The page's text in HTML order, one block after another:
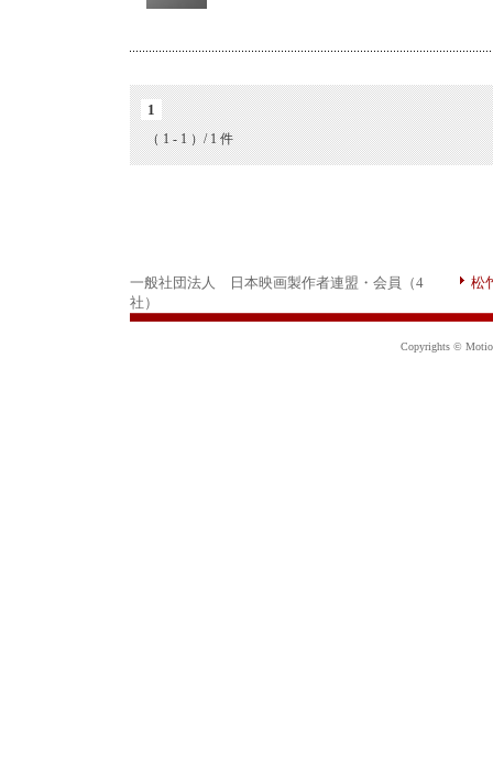
1
（ 1 - 1 ）/ 1 件
一般社団法人 日本映画製作者連盟・会員（4
社）
松
Copyrights ©